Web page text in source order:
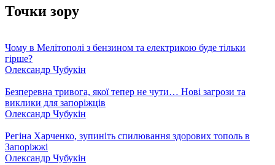
Точки зору
Чому в Мелітополі з бензином та електрикою буде тільки
гірше?
Олександр Чубукін
Безперевна тривога, якої тепер не чути… Нові загрози та
виклики для запоріжців
Олександр Чубукін
Регіна Харченко, зупиніть спилювання здорових тополь в
Запоріжжі
Олександр Чубукін